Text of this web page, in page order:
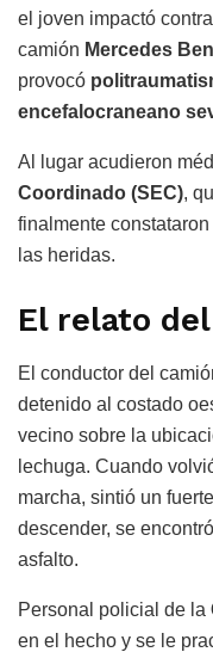
el joven impactó
camión Mercedes
provocó
encefalocraneano
Al lugar acudieron
Coordinado (SEC),
finalmente
las heridas.
El relato
El conductor del
detenido al costado
vecino sobre la
lechuga. Cuando
marcha, sintió un
descender, se
asfalto.
Personal policial de la
en el hecho y se le